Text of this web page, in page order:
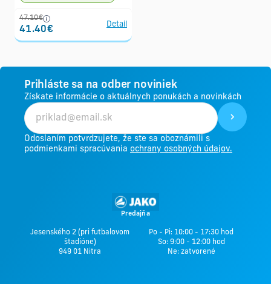
47.10€
41.40€
Detail
Prihláste sa na odber noviniek
Získate informácie o aktuálnych ponukách a novinkách
Odoslaním potvrdzujete, že ste sa oboznámili s
podmienkami spracúvania ochrany osobných údajov.
Predajňa
Jesenského 2 (pri futbalovom
štadióne)
949 01 Nitra
Po - Pi: 10:00 - 17:30 hod
So: 9:00 - 12:00 hod
Ne: zatvorené